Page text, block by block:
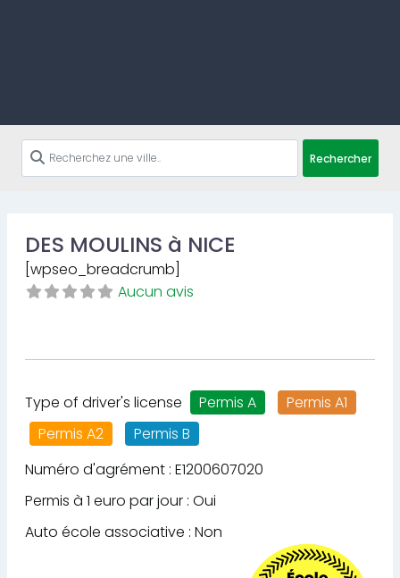
Rechercher
DES MOULINS à NICE
[wpseo_breadcrumb]
Aucun avis
Type of driver's license Permis A
Permis A1
Permis A2
Permis B
Numéro d'agrément : E1200607020
Permis à 1 euro par jour : Oui
Auto école associative : Non